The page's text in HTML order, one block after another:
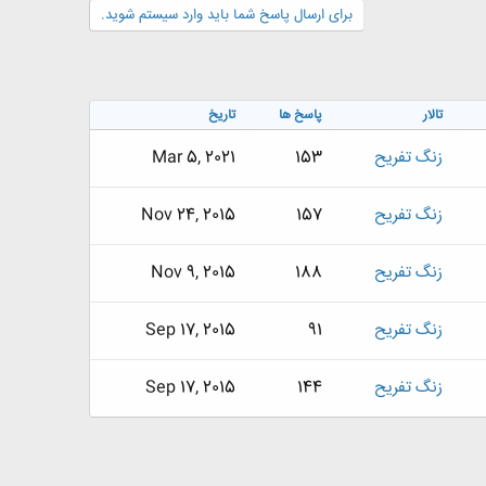
برای ارسال پاسخ شما باید وارد سیستم شوید.
تالار پاسخ ها تاریخ
زنگ تفريح 153
Mar 5, 2021
زنگ تفريح 157
Nov 24, 2015
زنگ تفريح 188
Nov 9, 2015
زنگ تفريح 91
Sep 17, 2015
زنگ تفريح 144
Sep 17, 2015